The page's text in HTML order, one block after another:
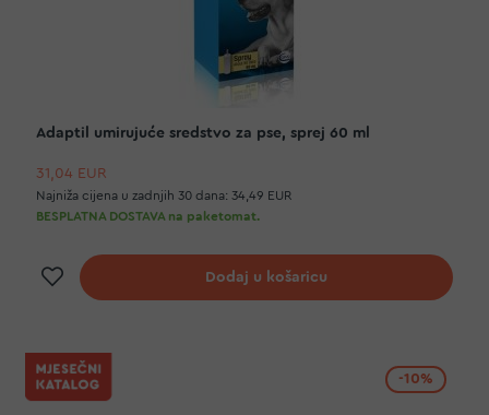
Adaptil umirujuće sredstvo za pse, sprej 60 ml
31,04 EUR
Najniža cijena u zadnjih 30 dana: 34,49 EUR
BESPLATNA DOSTAVA na paketomat.
Dodaj na listu želja
Dodaj u košaricu
-10%